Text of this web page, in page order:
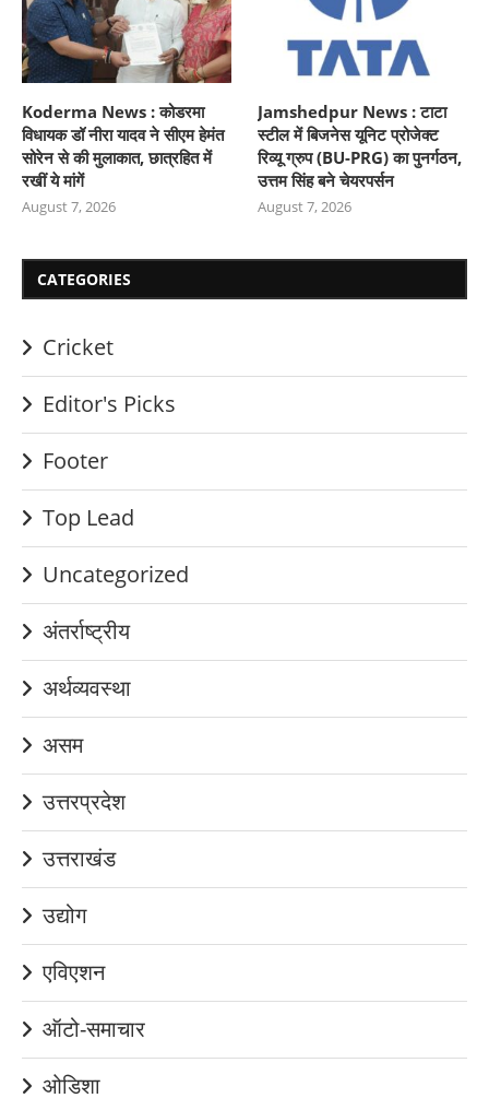
Koderma News : कोडरमा
विधायक डॉ नीरा यादव ने सीएम हेमंत
सोरेन से की मुलाकात, छात्रहित में
रखीं ये मांगें
August 7, 2026
Jamshedpur News : टाटा
स्टील में बिजनेस यूनिट प्रोजेक्ट
रिव्यू ग्रुप (BU-PRG) का पुनर्गठन,
उत्तम सिंह बने चेयरपर्सन
August 7, 2026
CATEGORIES
Cricket
Editor's Picks
Footer
Top Lead
Uncategorized
अंतर्राष्ट्रीय
अर्थव्यवस्था
असम
उत्तरप्रदेश
उत्तराखंड
उद्योग
एविएशन
ऑटो-समाचार
ओडिशा